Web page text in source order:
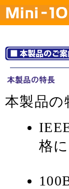
本製品の
格